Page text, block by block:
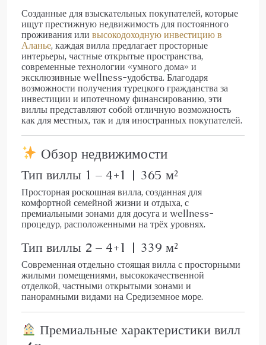
Созданные для взыскательных покупателей, которые
ищут престижную недвижимость для постоянного
проживания или высокодоходную инвестицию в
Аланье, каждая вилла предлагает просторные
интерьеры, частные открытые пространства,
современные технологии «умного дома» и
эксклюзивные wellness-удобства. Благодаря
возможности получения турецкого гражданства за
инвестиции и ипотечному финансированию, эти
виллы представляют собой отличную возможность
как для местных, так и для иностранных покупателей.
Обзор недвижимости
Тип виллы 1 – 4+1 | 365 м²
Просторная роскошная вилла, созданная для
комфортной семейной жизни и отдыха, с
премиальными зонами для досуга и wellness-
процедур, расположенными на трёх уровнях.
Тип виллы 2 – 4+1 | 339 м²
Современная отдельно стоящая вилла с просторными
жилыми помещениями, высококачественной
отделкой, частными открытыми зонами и
панорамными видами на Средиземное море.
Премиальные характеристики вилл